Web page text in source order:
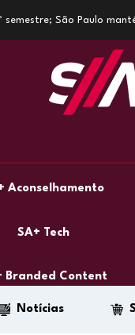
São Paulo
Aconselhamento
SA+ Tech
Branded Content
Notícias